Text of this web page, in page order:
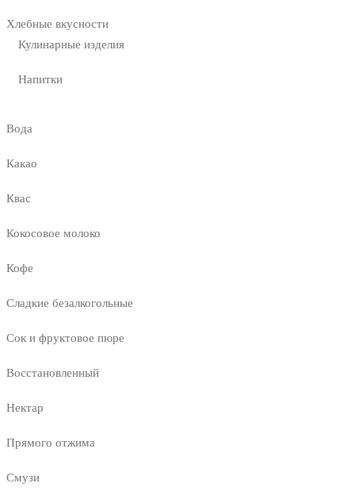
Хлебные вкусности
Кулинарные изделия
Напитки
Вода
Какао
Квас
Кокосовое молоко
Кофе
Сладкие безалкогольные
Сок и фруктовое пюре
Восстановленный
Нектар
Прямого отжима
Смузи